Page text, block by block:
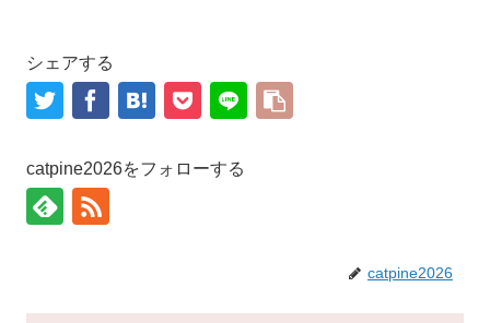
シェアする
catpine2026をフォローする
catpine2026